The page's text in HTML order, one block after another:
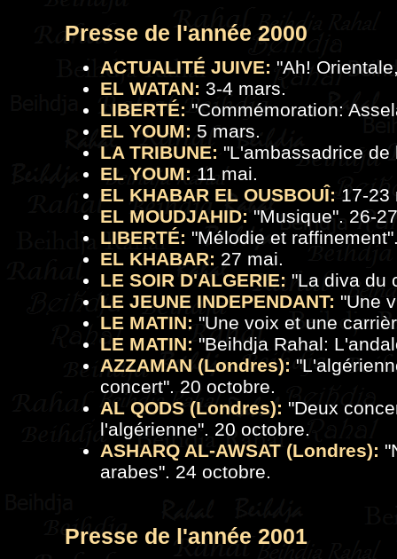
Presse de l'année 2000
ACTUALITÉ JUIVE: "Ah!
EL WATAN: 3-4 mars.
LIBERTÉ: "Commémoration:
EL YOUM: 5 mars.
LA TRIBUNE: "L'ambassadrice
EL YOUM: 11 mai.
EL KHABAR EL OUSBOUÎ: 17-23
EL MOUDJAHID: "Musique". 26-
LIBERTÉ: "Mélodie et raffinement
EL KHABAR: 27 mai.
LE SOIR D'ALGERIE: "La diva du
LE JEUNE INDEPENDANT: "Une
LE MATIN: "Une voix et une
LE MATIN: "Beihdja Rahal:
AZZAMAN (Londres):
concert". 20 octobre.
AL QODS (Londres): "Deux
l'algérienne". 20 octobre.
ASHARQ AL-AWSAT (Londres):
arabes". 24 octobre.
Presse de l'année 2001